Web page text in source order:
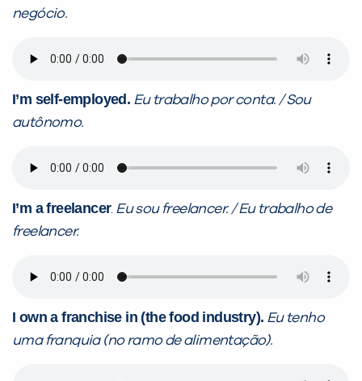
negócio.
I’m self-employed. Eu trabalho por conta. / Sou
autônomo.
I’m a freelancer. Eu sou freelancer. / Eu trabalho de
freelancer.
I own a franchise in (the food industry). Eu tenho
uma franquia (no ramo de alimentação).